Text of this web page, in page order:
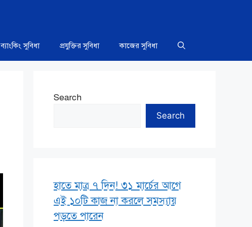
ব্যাংকিং সুবিধা প্রযুক্তির সুবিধা কাজের সুবিধা
Search
Search
হাতে মাত্র ৭ দিন! ৩১ মার্চের আগে
এই ১০টি কাজ না করলে সমস্যায়
পড়তে পারেন